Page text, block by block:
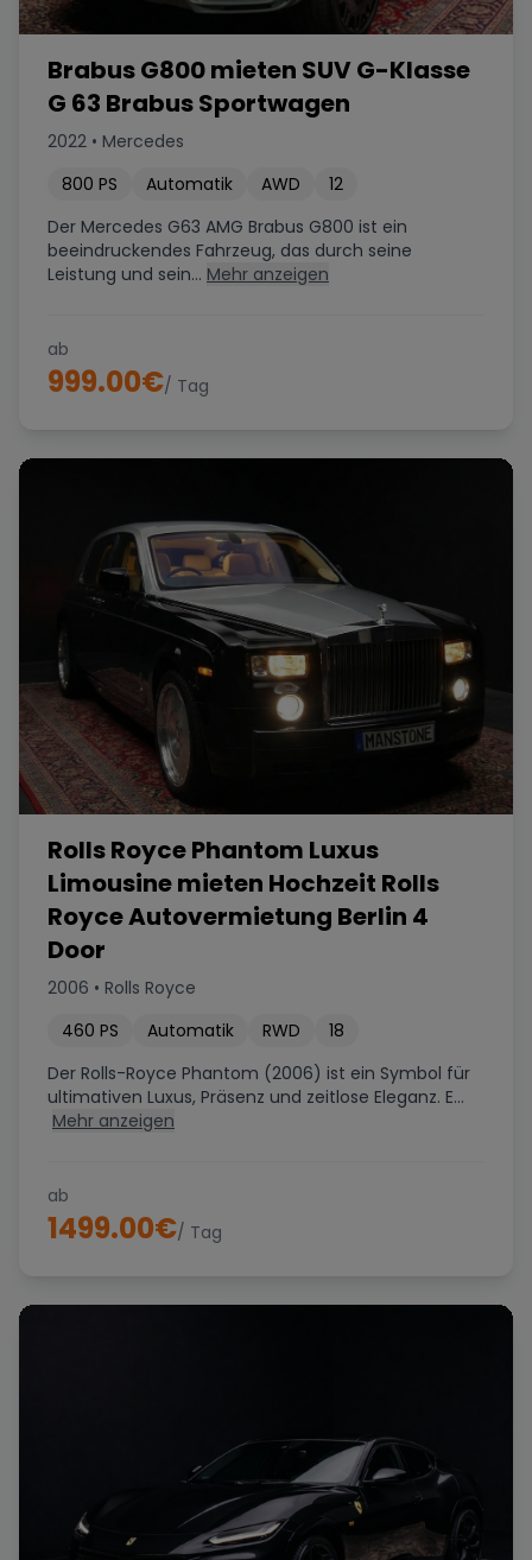
Brabus G800 mieten SUV G-Klasse
G 63 Brabus Sportwagen
2022 • Mercedes
800 PS Automatik AWD
12
Der Mercedes G63 AMG Brabus G800 ist ein
beeindruckendes Fahrzeug, das durch seine
Leistung und sein... Mehr anzeigen
ab
999.00€/ Tag
Rolls Royce Phantom Luxus
Limousine mieten Hochzeit Rolls
Royce Autovermietung Berlin 4
Door
2006 • Rolls Royce
460 PS Automatik RWD
18
Der Rolls-Royce Phantom (2006) ist ein Symbol für
ultimativen Luxus, Präsenz und zeitlose Eleganz. E...
Mehr anzeigen
ab
1499.00€/ Tag